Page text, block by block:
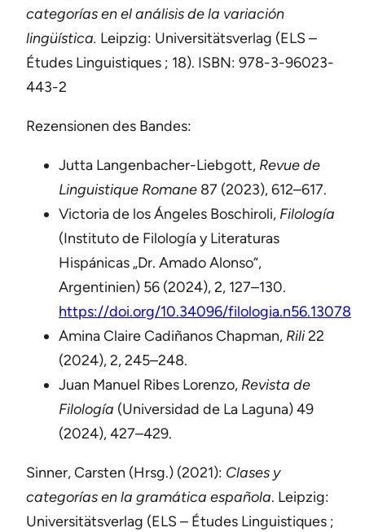
categorías en el análisis de la variación
lingüística. Leipzig: Universitätsverlag (ELS –
Études Linguistiques ; 18). ISBN: 978-3-96023-
443-2
Rezensionen des Bandes:
Jutta Langenbacher-Liebgott, Revue de
Linguistique Romane 87 (2023), 612–617.
Victoria de los Ángeles Boschiroli, Filología
(Instituto de Filología y Literaturas
Hispánicas „Dr. Amado Alonso“,
Argentinien) 56 (2024), 2, 127–130.
https://doi.org/10.34096/filologia.n56.13078
Amina Claire Cadiñanos Chapman, Rili22
(2024), 2, 245–248.
Juan Manuel Ribes Lorenzo, Revista de
Filología (Universidad de La Laguna) 49
(2024), 427–429.
Sinner, Carsten (Hrsg.) (2021): Clases y
categorías en la gramática española. Leipzig:
Universitätsverlag (ELS – Études Linguistiques ;